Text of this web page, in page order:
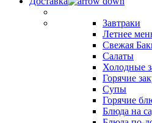
Завтраки
Летнее
Свежая
Салаты
Холодные
Горячие
Супы
Горячие
Блюда на